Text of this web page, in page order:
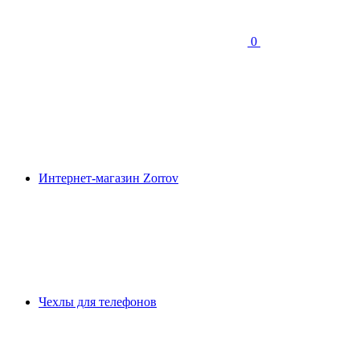
0
Интернет-магазин Zorrov
Чехлы для телефонов